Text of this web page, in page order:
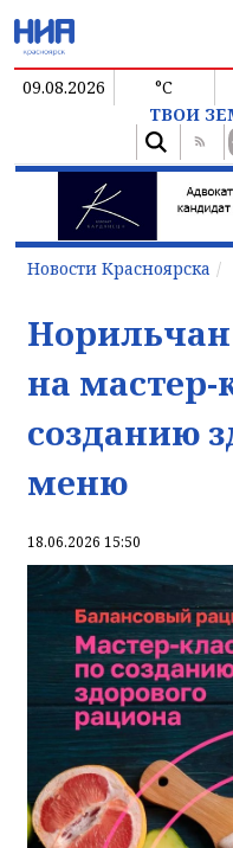
09.08.2026 °C
ТВОИ
Новости Красноярска
на мастер-
созданию
меню
18.06.2026 15:50